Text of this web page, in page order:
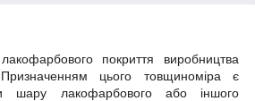
покриття виробництва
цього товщиноміра є
шару лакофарбового або іншого